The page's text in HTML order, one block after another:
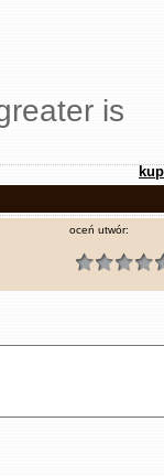
is
oceń utwór: